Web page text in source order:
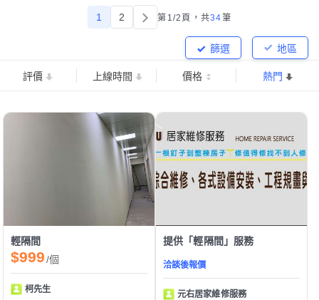
1 2 第1/2頁， 共34筆
地區
篩選
評價 上線時間 價格 熱門
輕隔間
$999/個
柯先生
提供「輕隔間」服務
洽談後報價
元右居家維修服務